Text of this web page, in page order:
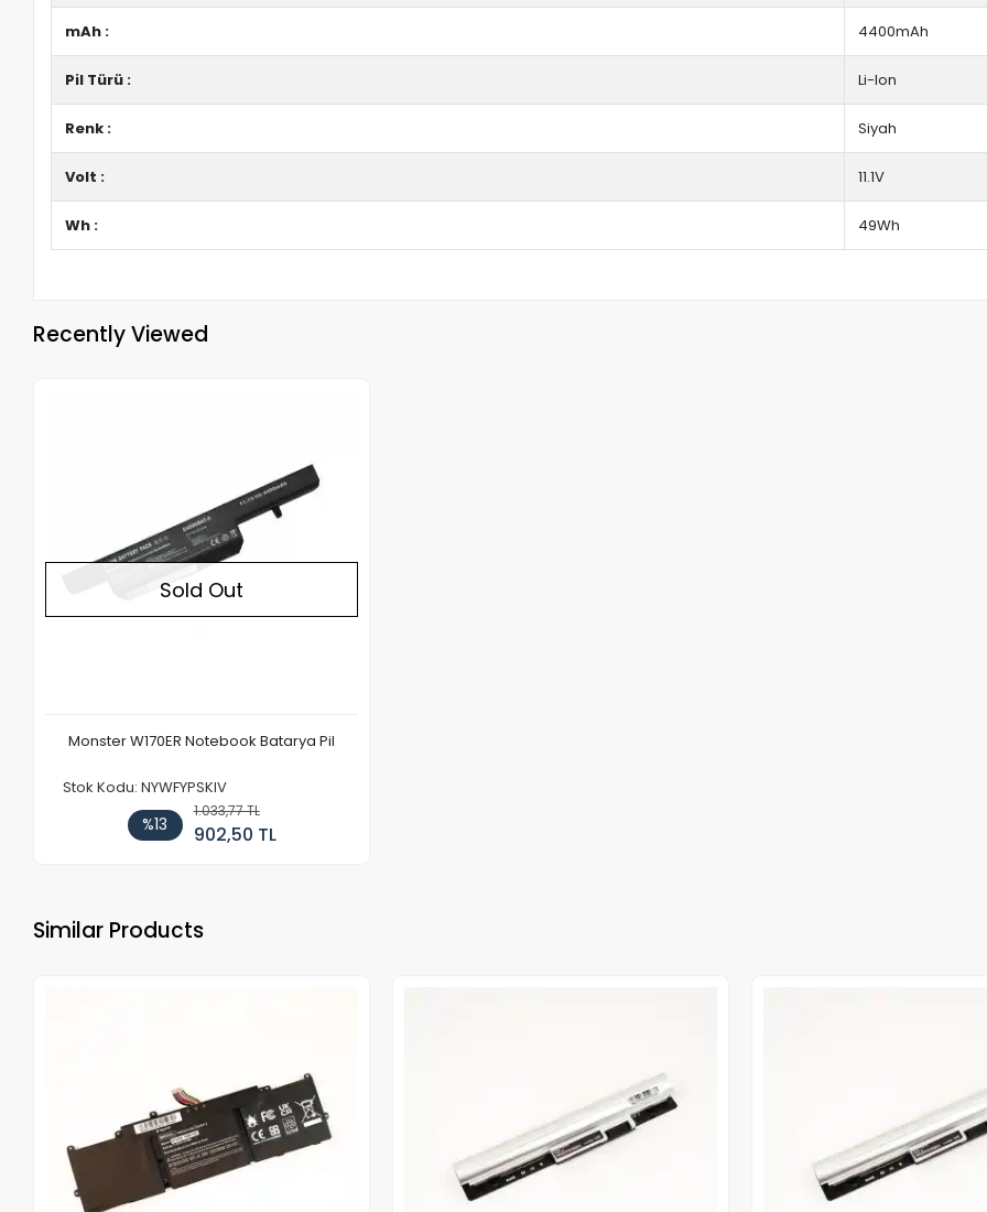
mAh : 4400mAh
Pil Türü : Li-Ion
Renk : Siyah
Volt : 11.1V
Wh : 49Wh
Recently Viewed
Sold Out
Monster W170ER Notebook Batarya Pil
Stok Kodu: NYWFYPSKIV
%13
1.033,77 TL
902,50 TL
Similar Products